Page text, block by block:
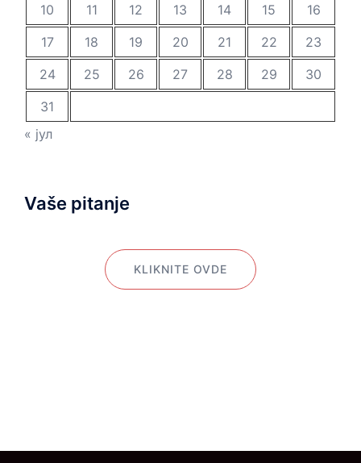
10
11 12 13 14 15
16
17
18 19 20 21 22
23
24
25 26 27 28 29
30
31
« јул
Vaše pitanje
KLIKNITE OVDE